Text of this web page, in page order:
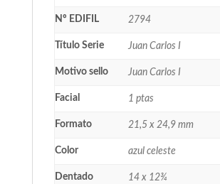
Nº EDIFIL 2794
Título Serie Juan Carlos I
Motivo sello Juan Carlos I
Facial 1 ptas
Formato 21,5 x 24,9 mm
Color azul celeste
Dentado 14 x 12¾